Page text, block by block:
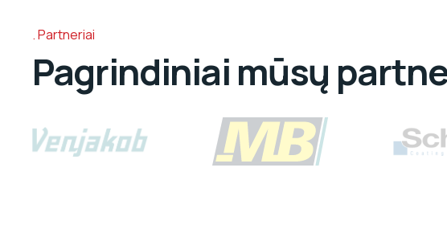
Partneriai
Pagrindiniai mūsų